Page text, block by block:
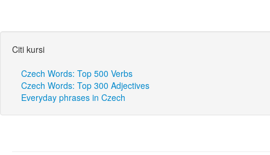
Citi kursi
Czech Words: Top 500 Verbs
Czech Words: Top 300 Adjectives
Everyday phrases in Czech